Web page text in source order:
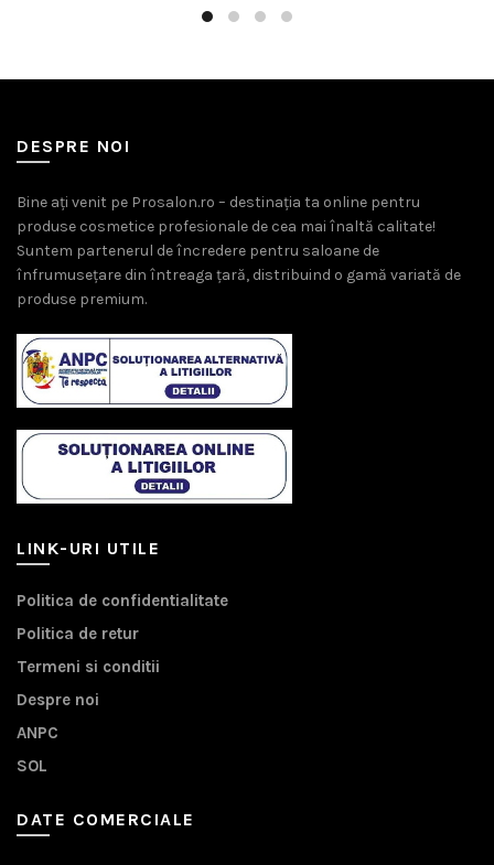
DESPRE NOI
Bine ați venit pe Prosalon.ro – destinația ta online pentru
produse cosmetice profesionale de cea mai înaltă calitate!
Suntem partenerul de încredere pentru saloane de
înfrumusețare din întreaga țară, distribuind o gamă variată de
produse premium.
LINK-URI UTILE
Politica de confidentialitate
Politica de retur
Termeni si conditii
Despre noi
ANPC
SOL
DATE COMERCIALE